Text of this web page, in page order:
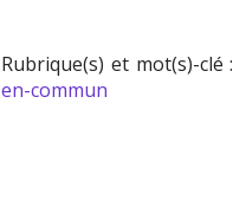
Rubrique(s) et mot(s)-clé :
en-commun